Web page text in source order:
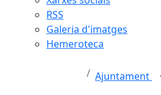
RSS
Galeria d'imatges
Hemeroteca
Ajuntament